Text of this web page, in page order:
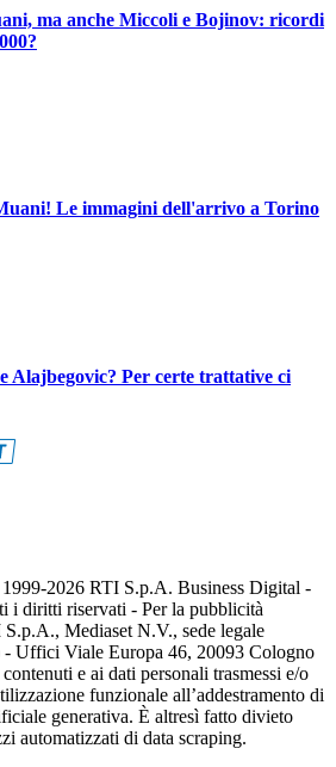
ma anche Miccoli e Bojinov: ricordi
Le immagini dell'arrivo a Torino
Alajbegovic? Per certe trattative ci
2026 RTI S.p.A. Business Digital -
i diritti riservati - Per la pubblicità
Mediaset N.V., sede legale
- Uffici Viale Europa 46, 20093 Cologno
e ai dati personali trasmessi e/o
funzionale all’addestramento di
generativa. È altresì fatto divieto
automatizzati di data scraping.